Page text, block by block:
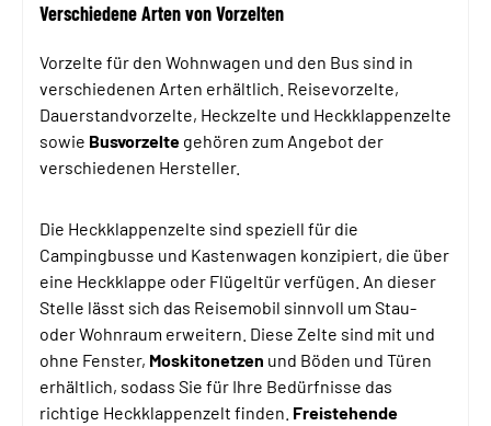
Verschiedene Arten von Vorzelten
Vorzelte für den Wohnwagen und den Bus sind in
verschiedenen Arten erhältlich. Reisevorzelte,
Dauerstandvorzelte, Heckzelte und Heckklappenzelte
sowie Busvorzelte gehören zum Angebot der
verschiedenen Hersteller.
Die Heckklappenzelte sind speziell für die
Campingbusse und Kastenwagen konzipiert, die über
eine Heckklappe oder Flügeltür verfügen. An dieser
Stelle lässt sich das Reisemobil sinnvoll um Stau-
oder Wohnraum erweitern. Diese Zelte sind mit und
ohne Fenster, Moskitonetzen und Böden und Türen
erhältlich, sodass Sie für Ihre Bedürfnisse das
richtige Heckklappenzelt finden. Freistehende